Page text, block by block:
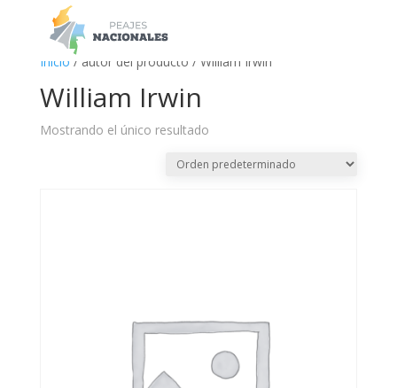
Inicio / autor del producto / William Irwin
William Irwin
Mostrando el único resultado